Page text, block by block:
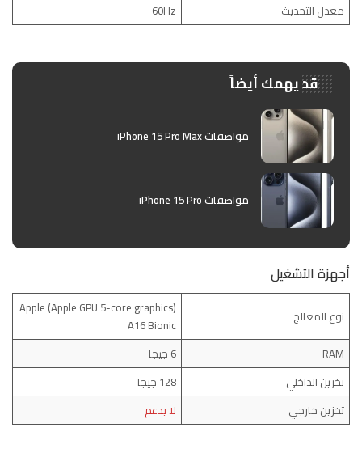
معدل التحديث
60Hz
قد يهمك أيضاً
مواصفات iPhone 15 Pro Max
مواصفات iPhone 15 Pro
أجهزة التشغيل
نوع المعالج
(Apple GPU 5-core graphics) Apple
A16 Bionic
RAM
6 جيجا
تخزين الداخلي
128 جيجا
تخزين خارجي
لا يدعم